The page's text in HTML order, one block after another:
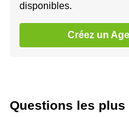
disponibles.
Créez un
Questions les plus